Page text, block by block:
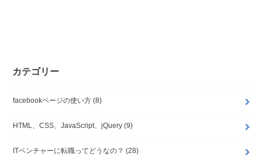
カテゴリー
facebookページの使い方 (8)
HTML、CSS、JavaScript、jQuery (9)
ITベンチャーに転職ってどうなの？ (28)